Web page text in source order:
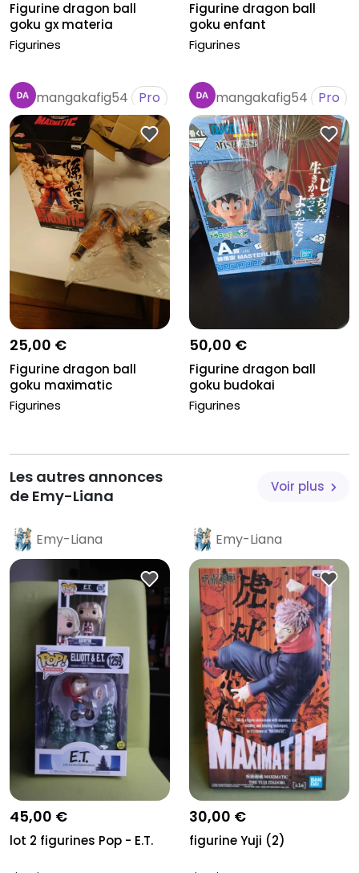
Figurine dragon ball
goku gx materia
Figurines
Figurine dragon ball
goku enfant
Figurines
mangakafig54 Pro
25,00 €
Figurine dragon ball
goku maximatic
Figurines
mangakafig54 Pro
50,00 €
Figurine dragon ball
goku budokai
Figurines
Les autres annonces
de Emy-Liana
Voir plus
Emy-Liana
45,00 €
lot 2 figurines Pop - E.T.
Emy-Liana
30,00 €
figurine Yuji (2)